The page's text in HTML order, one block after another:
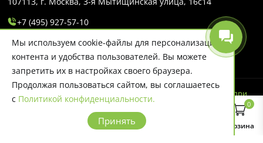
Каталог Корзина
0
+7 (495) 927-57-10
info@evlart.ru
© 2026 Evlart. Сайт несет информационный характер и ни при
каких обстоятельствах не является публичной офертой.
Политика конфиденциальности
Мы используем cookie-файлы для персонализации
контента и удобства пользователей. Вы можете
запретить их в настройках своего браузера.
Продолжая пользоваться сайтом, вы соглашаетесь
с Политикой конфиденциальности.
Принять